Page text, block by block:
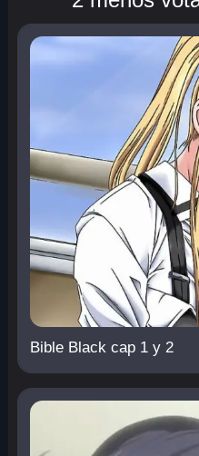
Bible Black cap 1 y 2